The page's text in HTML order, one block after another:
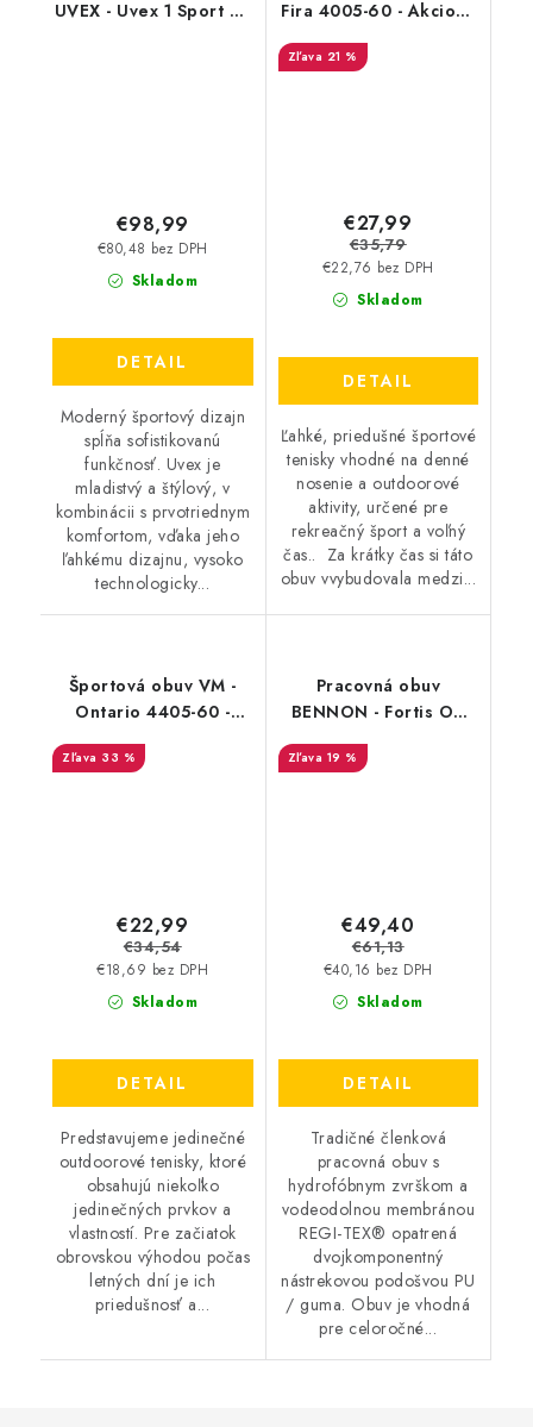
UVEX - Uvex 1 Sport S3
Skladom
€80,48 bez DPH
€98,99
DETAIL
Moderný športový dizajn
spĺňa sofistikovanú
funkčnosť. Uvex je
mladistvý a štýlový, v
kombinácii s prvotriednym
komfortom, vďaka jeho
ľahkému dizajnu, vysoko
technologicky...
Fira 4005-60 - Akciová
21 %
Skladom
€22,76 bez DPH
€27,99
€35,79
DETAIL
Ľahké, priedušné športové
tenisky vhodné na denné
nosenie a outdoorové
aktivity, určené pre
rekreačný šport a voľný
čas.. Za krátky čas si táto
obuv vvybudovala medzi...
Športová obuv VM -
Ontario 4405-60 -
Výpredaj
33 %
Skladom
€18,69 bez DPH
€22,99
€34,54
DETAIL
Predstavujeme jedinečné
outdoorové tenisky, ktoré
obsahujú niekoľko
jedinečných prvkov a
vlastností. Pre začiatok
obrovskou výhodou počas
letných dní je ich
priedušnosť a...
Pracovná obuv
BENNON - Fortis O2
Membrane High -
Výpredaj
19 %
Skladom
€40,16 bez DPH
€49,40
€61,13
DETAIL
Tradičné členková
pracovná obuv s
hydrofóbnym zvrškom a
vodeodolnou membránou
REGI-TEX® opatrená
dvojkomponentný
nástrekovou podošvou PU
/ guma. Obuv je vhodná
pre celoročné...